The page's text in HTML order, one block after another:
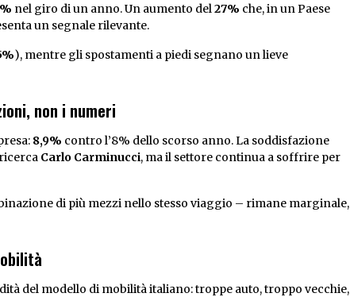
nel giro di un anno. Un aumento del 27% che, in un Paese
un segnale rilevante.
), mentre gli spostamenti a piedi segnano un lieve
non i numeri
8,9% contro l’8% dello scorso anno. La soddisfazione
Carlo Carminucci, ma il settore continua a soffrire per
di più mezzi nello stesso viaggio – rimane marginale,
del modello di mobilità italiano: troppe auto, troppo vecchie,